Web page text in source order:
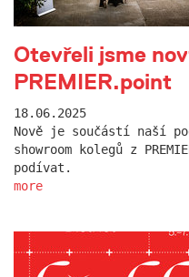
Otevřeli jsme
PREMIER.point
18.06.2025
Nově je součástí naší
showroom kolegů z
podívat.
more